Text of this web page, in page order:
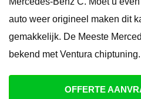
auto weer origineel maken dit
gemakkelijk. De Meeste
bekend met Ventura chiptuning.
OFFERTE